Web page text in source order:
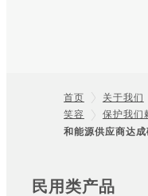
Footer
首页 关于我们
笑容
保护我们
和能源供应商达
Sitemap
民用类产品